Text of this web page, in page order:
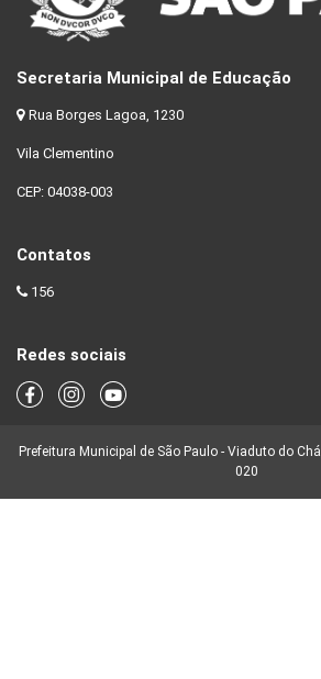
Secretaria Municipal de Educação
Rua Borges Lagoa, 1230
Vila Clementino
CEP: 04038-003
Contatos
156
Redes sociais
Prefeitura Municipal de São Paulo - Viaduto do
020